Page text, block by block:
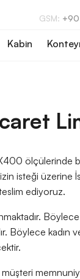
GSM:
Kabin
ölçülerinde
isteği üzerine
ediyoruz.
Böylece
müşteri